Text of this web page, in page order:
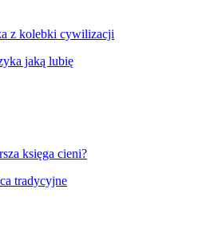
z kolebki cywilizacji
jaką lubię
księga cieni?
tradycyjne